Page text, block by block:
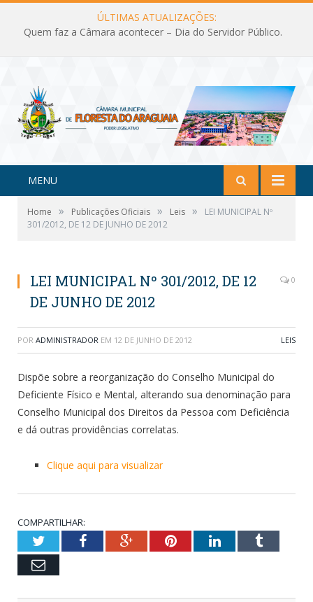
ÚLTIMAS ATUALIZAÇÕES:
Quem faz a Câmara acontecer – Dia do Servidor Público.
MENU
Home » Publicações Oficiais » Leis »
LEI MUNICIPAL Nº
301/2012, DE 12 DE JUNHO DE 2012
LEI MUNICIPAL Nº 301/2012, DE 12
DE JUNHO DE 2012
0
POR ADMINISTRADOR EM 12 DE JUNHO DE 2012 LEIS
Dispõe sobre a reorganização do Conselho Municipal do
Deficiente Físico e Mental, alterando sua denominação para
Conselho Municipal dos Direitos da Pessoa com Deficiência
e dá outras providências correlatas.
Clique aqui para visualizar
COMPARTILHAR:
TwitterFacebookGoogle+PinterestLinkedInTumblr
Email